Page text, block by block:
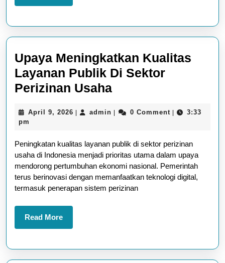
More
Upaya Meningkatkan Kualitas
Layanan Publik Di Sektor
Perizinan UsahaUpaya
Kualitas
Publik
Di
Sektor
Perizinan
April 9, 2026 Apriladmin admin0 Comment
3:33
pm
Peningkatan kualitas layanan publik di sektor perizinan
usaha di Indonesia menjadi prioritas utama dalam upaya
mendorong pertumbuhan ekonomi nasional. Pemerintah
terus berinovasi dengan memanfaatkan teknologi digital,
termasuk penerapan sistem perizinan
Read MoreRead
More